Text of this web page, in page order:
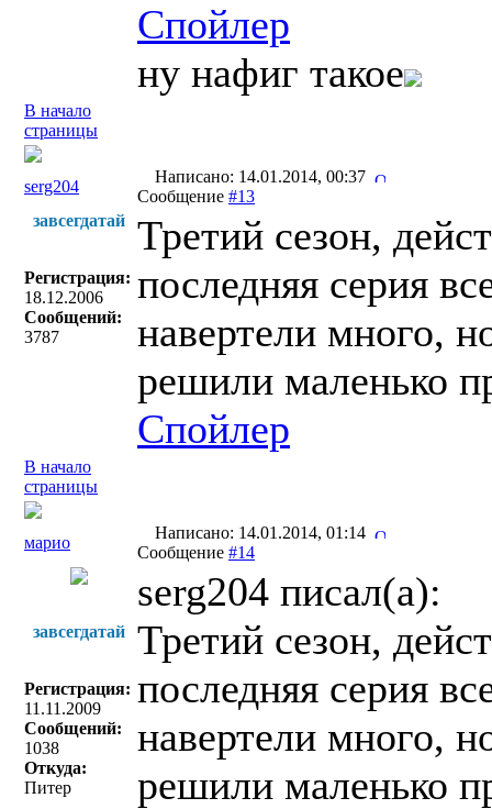
Спойлер
ну нафиг такое
В начало
страницы
serg204
Написано: 14.01.2014, 00:37
Сообщение #13
завсегдатай
Регистрация:
18.12.2006
Сообщений:
3787
Третий сезон,
последняя серия
навертели много,
решили маленько
Спойлер
В начало
страницы
марио
Написано: 14.01.2014, 01:14
Сообщение #14
завсегдатай
Регистрация:
11.11.2009
Сообщений:
1038
Откуда:
Питер
serg204 писал(a):
Третий сезон,
последняя серия
навертели много,
решили маленько